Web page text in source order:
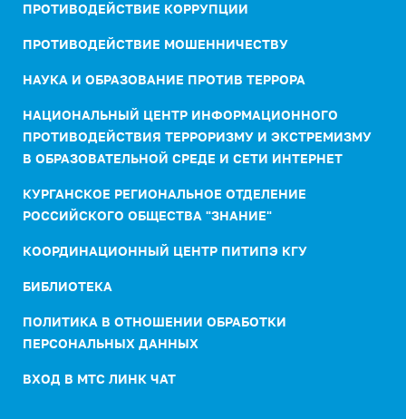
ПРОТИВОДЕЙСТВИЕ КОРРУПЦИИ
ПРОТИВОДЕЙСТВИЕ МОШЕННИЧЕСТВУ
НАУКА И ОБРАЗОВАНИЕ ПРОТИВ ТЕРРОРА
НАЦИОНАЛЬНЫЙ ЦЕНТР ИНФОРМАЦИОННОГО
ПРОТИВОДЕЙСТВИЯ ТЕРРОРИЗМУ И ЭКСТРЕМИЗМУ
В ОБРАЗОВАТЕЛЬНОЙ СРЕДЕ И СЕТИ ИНТЕРНЕТ
КУРГАНСКОЕ РЕГИОНАЛЬНОЕ ОТДЕЛЕНИЕ
РОССИЙСКОГО ОБЩЕСТВА "ЗНАНИЕ"
КООРДИНАЦИОННЫЙ ЦЕНТР ПИТИПЭ КГУ
БИБЛИОТЕКА
ПОЛИТИКА В ОТНОШЕНИИ ОБРАБОТКИ
ПЕРСОНАЛЬНЫХ ДАННЫХ
ВХОД В МТС ЛИНК ЧАТ